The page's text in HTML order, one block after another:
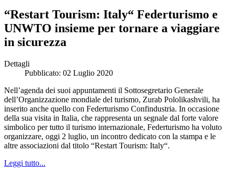
“Restart Tourism: Italy“ Federturismo e
UNWTO insieme per tornare a viaggiare
in sicurezza
Dettagli
Pubblicato: 02 Luglio 2020
Nell’agenda dei suoi appuntamenti il Sottosegretario Generale
dell’Organizzazione mondiale del turismo, Zurab Pololikashvili, ha
inserito anche quello con Federturismo Confindustria. In occasione
della sua visita in Italia, che rappresenta un segnale dal forte valore
simbolico per tutto il turismo internazionale, Federturismo ha voluto
organizzare, oggi 2 luglio, un incontro dedicato con la stampa e le
altre associazioni dal titolo “Restart Tourism: Italy“.
Leggi tutto...